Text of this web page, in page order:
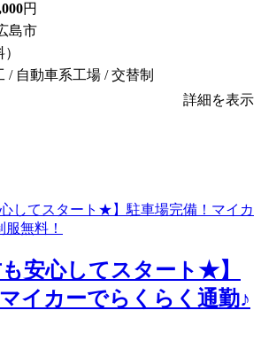
円
島市
/ 自動車系工場 / 交替制
詳細を表示
も安心してスタート★】
イカーでらくらく通勤♪